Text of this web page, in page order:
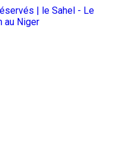
| le Sahel - Le
au Niger